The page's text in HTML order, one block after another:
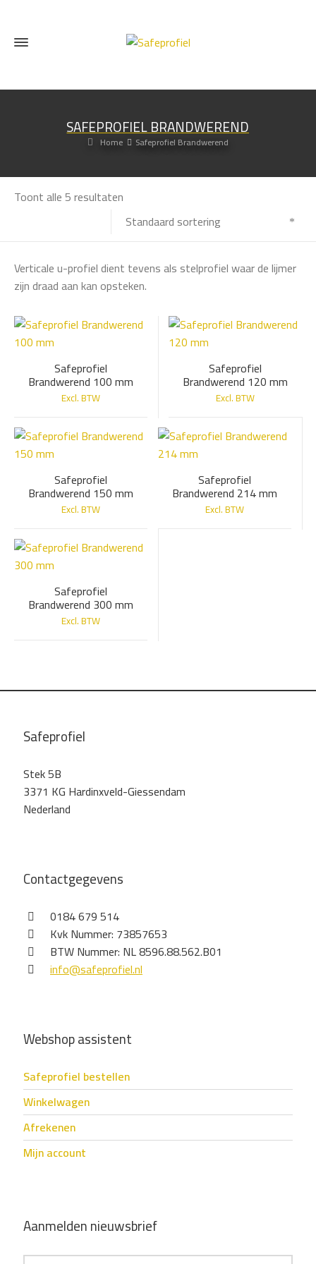
SAFEPROFIEL BRANDWEREND
Home Safeprofiel Brandwerend
Toont alle 5 resultaten
Standaard sortering
Verticale u-profiel dient tevens als stelprofiel waar de lijmer
zijn draad aan kan opsteken.
Safeprofiel
Brandwerend 100 mm
Excl. BTW
Safeprofiel
Brandwerend 120 mm
Excl. BTW
Safeprofiel
Brandwerend 150 mm
Excl. BTW
Safeprofiel
Brandwerend 214 mm
Excl. BTW
Safeprofiel
Brandwerend 300 mm
Excl. BTW
Safeprofiel
Stek 5B
3371 KG Hardinxveld-Giessendam
Nederland
Contactgegevens
0184 679 514
Kvk Nummer: 73857653
BTW Nummer: NL 8596.88.562.B01
info@safeprofiel.nl
Webshop assistent
Safeprofiel bestellen
Winkelwagen
Afrekenen
Mijn account
Aanmelden nieuwsbrief